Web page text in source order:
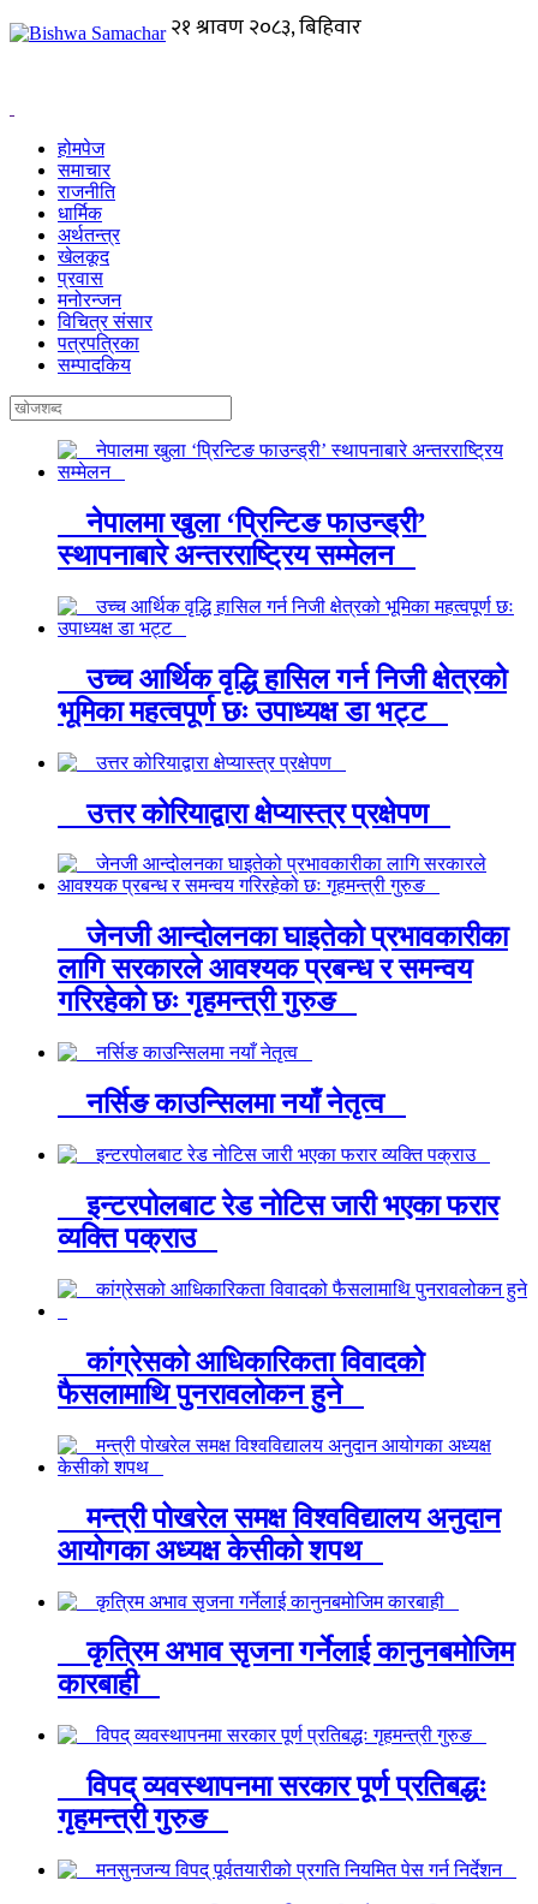
होमपेज
समाचार
राजनीति
धार्मिक
अर्थतन्त्र
खेलकूद
प्रवास
मनोरन्जन
विचित्र संसार
पत्रपत्रिका
सम्पादकिय
नेपालमा खुला ‘प्रिन्टिङ फाउन्ड्री’
स्थापनाबारे अन्तरराष्ट्रिय सम्मेलन
उच्च आर्थिक वृद्धि हासिल गर्न निजी क्षेत्रको
भूमिका महत्वपूर्ण छः उपाध्यक्ष डा भट्ट
उत्तर कोरियाद्वारा क्षेप्यास्त्र प्रक्षेपण
जेनजी आन्दोलनका घाइतेको प्रभावकारीका
लागि सरकारले आवश्यक प्रबन्ध र समन्वय
गरिरहेको छः गृहमन्त्री गुरुङ
नर्सिङ काउन्सिलमा नयाँ नेतृत्व
इन्टरपोलबाट रेड नोटिस जारी भएका फरार
व्यक्ति पक्राउ
कांग्रेसको आधिकारिकता विवादको
फैसलामाथि पुनरावलोकन हुने
मन्त्री पोखरेल समक्ष विश्वविद्यालय अनुदान
आयोगका अध्यक्ष केसीको शपथ
कृत्रिम अभाव सृजना गर्नेलाई कानुनबमोजिम
कारबाही
विपद् व्यवस्थापनमा सरकार पूर्ण प्रतिबद्धः
गृहमन्त्री गुरुङ